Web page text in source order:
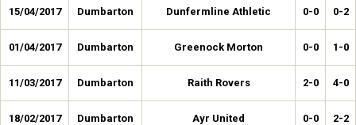
15/04/2017 Dumbarton Dunfermline Athletic 0-0 0-2
01/04/2017 Dumbarton Greenock Morton 0-0 1-0
11/03/2017 Dumbarton Raith Rovers 2-0 4-0
18/02/2017 Dumbarton Ayr United 0-0 2-2